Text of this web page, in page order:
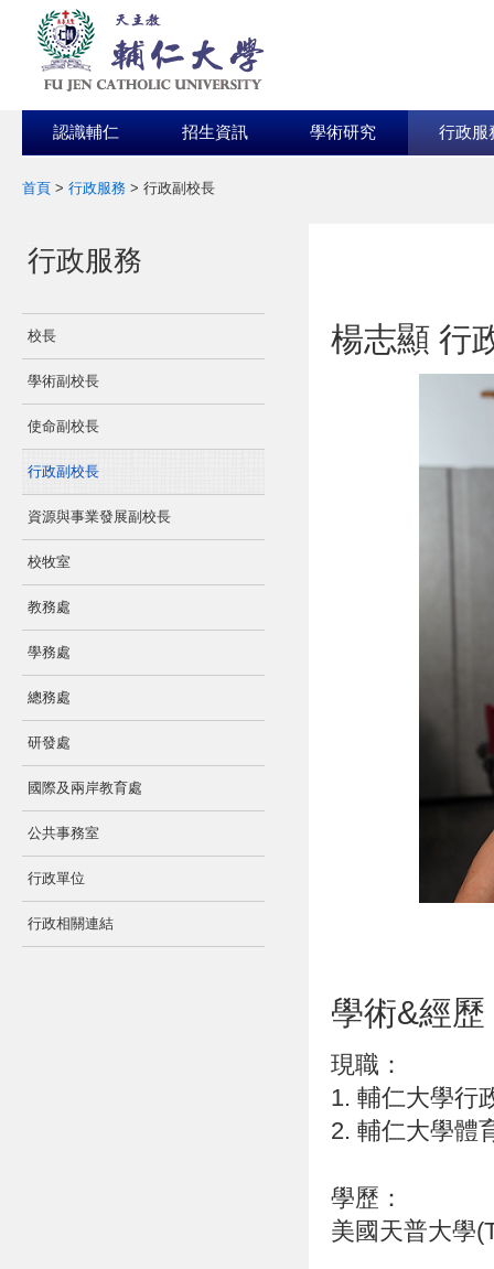
認識輔仁 招生資訊 學術研究 行政服
首頁 > 行政服務 > 行政副校長
:::
行政服務
校長
學術副校長
使命副校長
行政副校長
資源與事業發展副校長
校牧室
教務處
學務處
總務處
研發處
國際及兩岸教育處
公共事務室
行政單位
行政相關連結
楊志顯 行
學術&經歷
現職：
1. 輔仁大學行
2. 輔仁大學體
學歷：
美國天普大學